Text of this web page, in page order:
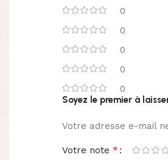
0
0
0
0
0
Soyez le premier à
Votre adresse e-mail
Votre note *